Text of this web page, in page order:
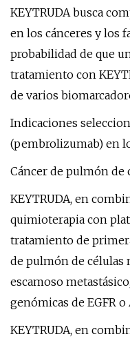
KEYTRUDA busca
en los cánceres y los
probabilidad de que
tratamiento con
de varios
Indicaciones
(pembrolizumab) en
Cáncer de pulmón de
KEYTRUDA, en
quimioterapia con
tratamiento de
de pulmón de células
escamoso
genómicas de EGFR o
KEYTRUDA, en